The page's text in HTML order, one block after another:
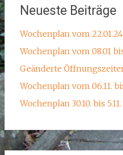
Neueste Beiträge
Wochenplan vom
Wochenplan vom 08.01
Geänderte
Wochenplan vom 06.11.
Wochenplan 30.10. bis 5.11.